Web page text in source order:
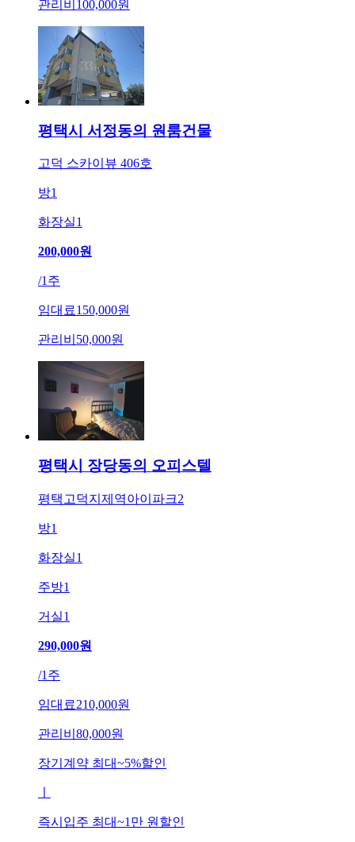
관리비 100,000원
평택시 서정동의 원룸건물
고덕 스카이뷰 406호
방1
화장실1
200,000원
/1주
임대료150,000원
관리비 50,000원
평택시 장당동의 오피스텔
평택고덕지제역아이파크2
방1
화장실1
주방1
거실1
290,000원
/1주
임대료210,000원
관리비 80,000원
장기계약 최대~5%할인
즉시입주 최대~1만 원 할인